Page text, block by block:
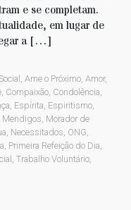
e se completam.
em lugar de
a […]
,Ame o Próximo,Amor,
, Compaixão, Condolência,
, Espírita, Espiritismo,
Mendigos, Morador de
, Necessitados, ONG,
, Primeira Refeição do Dia,
, Trabalho Voluntário,